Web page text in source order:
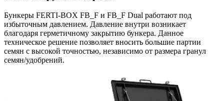
Бункеры FERTI-BOX FB_F и FB_F Dual работают под
избыточным давлением. Давление внутри возникает
благодаря герметичному закрытию бункера. Данное
техническое решение позволяет вносить большие партии
семян с высокой точностью, независимо от размера гранул
семян/удобрений.